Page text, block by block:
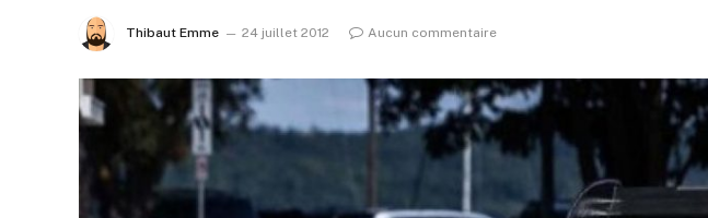
Thibaut Emme 24 juillet 2012 Aucun commentaire